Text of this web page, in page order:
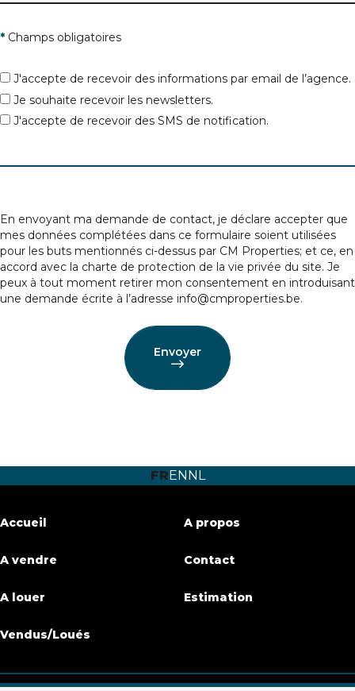
Code postal
Codes postaux*
* Champs obligatoires
J'accepte de recevoir des informations par email de l’agence.
Je souhaite recevoir les newsletters.
J'accepte de recevoir des SMS de notification.
En envoyant ma demande de contact, je déclare accepter que
mes données complétées dans ce formulaire soient utilisées
pour les buts mentionnés ci-dessus par CM Properties; et ce, en
accord avec la charte de protection de la vie privée du site. Je
peux à tout moment retirer mon consentement en introduisant
une demande écrite à l’adresse info@cmproperties.be.
Envoyer
FRENNL
Accueil
A vendre
A louer
Vendus/Loués
A propos
Contact
Estimation